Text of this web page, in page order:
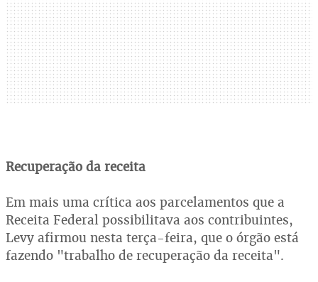
Recuperação da receita
Em mais uma crítica aos parcelamentos que a
Receita Federal possibilitava aos contribuintes,
Levy afirmou nesta terça-feira, que o órgão está
fazendo "trabalho de recuperação da receita".